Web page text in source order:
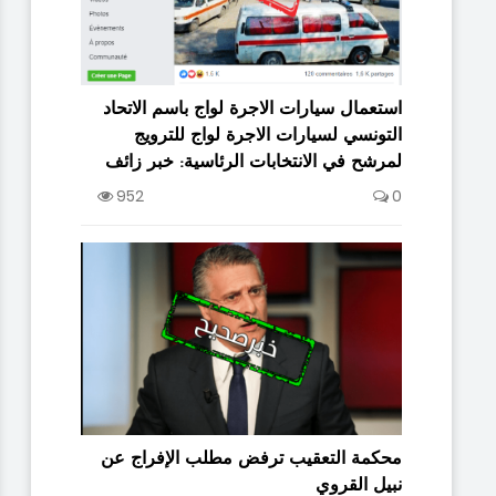
استعمال سيارات الاجرة لواج باسم الاتحاد
التونسي لسيارات الاجرة لواج للترويج
لمرشح في الانتخابات الرئاسية: خبر زائف
952
0
محكمة التعقيب ترفض مطلب الإفراج عن
نبيل القروي